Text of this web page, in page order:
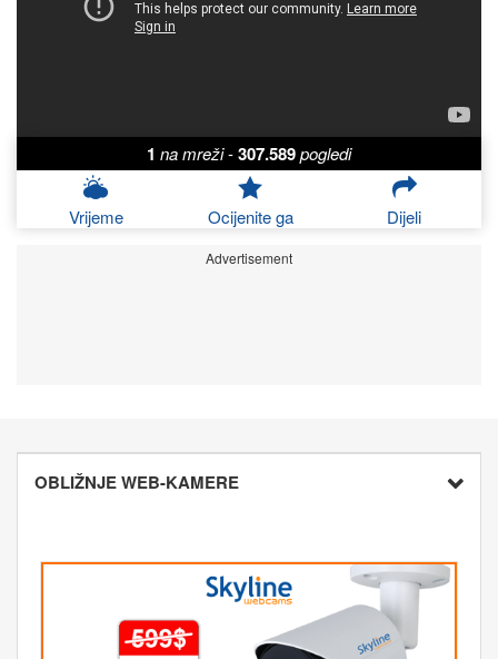
1 na mreži-307.589pogledi
Vrijeme Ocijenite ga Dijeli
Advertisement
OBLIŽNJE WEB-KAMERE